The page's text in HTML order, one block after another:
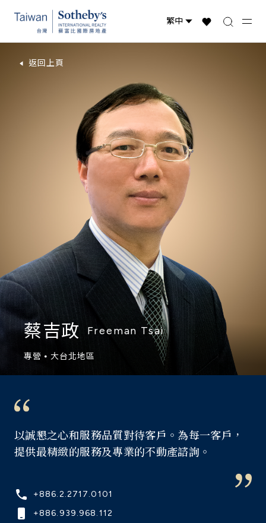
台灣物件
返回上頁
以誠懇之心和服務品質對待客戶。為每一客戶，
提供最精緻的服務及專業的不動產諮詢。
+886.2.2717.0101
+886.939.968.112
蔡吉政 Freeman Tsai
專營 ⦁ 大台北地區